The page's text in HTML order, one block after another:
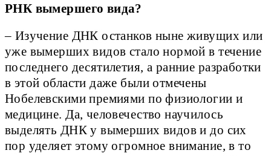
РНК вымершего вида?
– Изучение ДНК останков ныне живущих или
уже вымерших видов стало нормой в течение
последнего десятилетия, а ранние разработки
в этой области даже были отмечены
Нобелевскими премиями по физиологии и
медицине. Да, человечество научилось
выделять ДНК у вымерших видов и до сих
пор уделяет этому огромное внимание, в то